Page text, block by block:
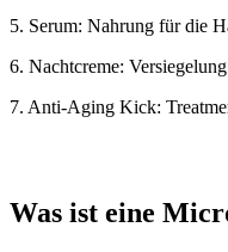
5. Serum: Nahrung für die
6. Nachtcreme:
7. Anti-Aging Kick:
Was ist eine